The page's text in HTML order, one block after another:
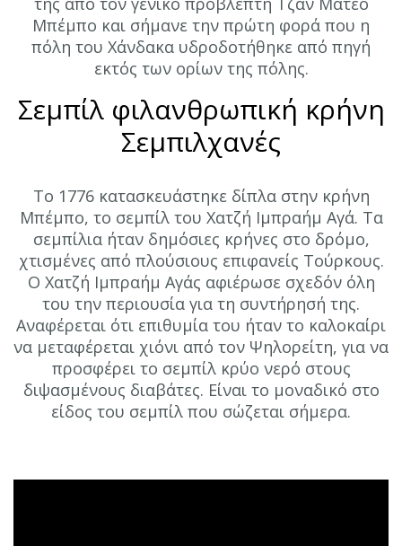
Μπέμπο και σήμανε την πρώτη φορά που η
πόλη του Χάνδακα υδροδοτήθηκε από πηγή
εκτός των ορίων της πόλης.
Σεμπίλ φιλανθρωπική κρήνη
Σεμπιλχανές
Το 1776 κατασκευάστηκε δίπλα στην κρήνη
Μπέμπο, το σεμπίλ του Χατζή Ιμπραήμ Αγά. Τα
σεμπίλια ήταν δημόσιες κρήνες στο δρόμο,
χτισμένες από πλούσιους επιφανείς Τούρκους.
Ο Χατζή Ιμπραήμ Αγάς αφιέρωσε σχεδόν όλη
του την περιουσία για τη συντήρησή της.
Αναφέρεται ότι επιθυμία του ήταν το καλοκαίρι
να μεταφέρεται χιόνι από τον Ψηλορείτη, για να
προσφέρει το σεμπίλ κρύο νερό στους
διψασμένους διαβάτες. Είναι το μοναδικό στο
είδος του σεμπίλ που σώζεται σήμερα.